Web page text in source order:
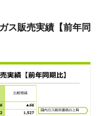
ス販売実績【前年同